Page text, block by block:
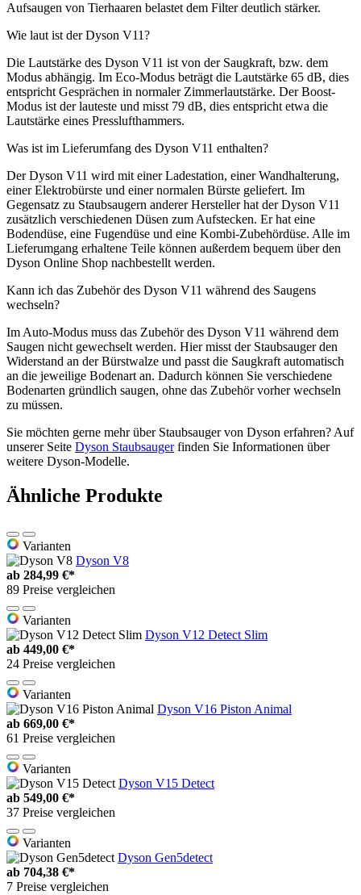
Aufsaugen von Tierhaaren belastet dem Filter deutlich stärker.
Wie laut ist der Dyson V11?
Die Lautstärke des Dyson V11 ist von der Saugkraft, bzw. dem
Modus abhängig. Im Eco-Modus beträgt die Lautstärke 65 dB, dies
entspricht Gesprächen in normaler Zimmerlautstärke. Der Boost-
Modus ist der lauteste und misst 79 dB, dies entspricht etwa die
Lautstärke eines Presslufthammers.
Was ist im Lieferumfang des Dyson V11 enthalten?
Der Dyson V11 wird mit einer Ladestation, einer Wandhalterung,
einer Elektrobürste und einer normalen Bürste geliefert. Im
Gegensatz zu Staubsaugern anderer Hersteller hat der Dyson V11
zusätzlich verschiedenen Düsen zum Aufstecken. Er hat eine
Bodendüse, eine Fugendüse und eine Kombi-Zubehördüse. Alle im
Lieferumgang erhaltene Teile können außerdem bequem über den
Dyson Online Shop nachbestellt werden.
Kann ich das Zubehör des Dyson V11 während des Saugens
wechseln?
Im Auto-Modus muss das Zubehör des Dyson V11 während dem
Saugen nicht gewechselt werden. Hier misst der Staubsauger den
Widerstand an der Bürstwalze und passt die Saugkraft automatisch
an die jeweilige Bodenart an. Dadurch können Sie verschiedene
Bodenarten gründlich saugen, ohne das Zubehör vorher wechseln
zu müssen.
Sie möchten gerne mehr über Staubsauger von Dyson erfahren? Auf
unserer Seite Dyson Staubsaugerfinden Sie Informationen über
weitere Dyson-Modelle.
Ähnliche Produkte
Varianten
Dyson V8
ab 284,99 €*
89 Preise vergleichen
Varianten
Dyson V12 Detect Slim
ab 449,00 €*
24 Preise vergleichen
Varianten
Dyson V16 Piston Animal
ab 669,00 €*
61 Preise vergleichen
Varianten
Dyson V15 Detect
ab 549,00 €*
37 Preise vergleichen
Varianten
Dyson Gen5detect
ab 704,38 €*
7 Preise vergleichen